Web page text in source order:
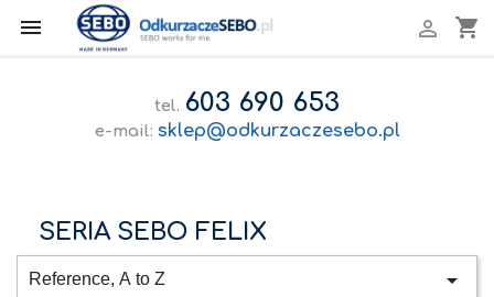
 shopping_cart

tel. 603 690 653
e-mail: sklep@odkurzaczesebo.pl
SERIA SEBO FELIX
Reference, A to Z 